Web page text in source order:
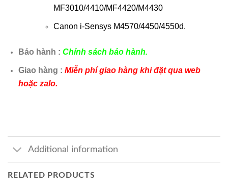
MF3010/4410/MF4420/M4430
Canon i-Sensys M4570/4450/4550d.
Bảo hành : Chính sách bảo hành.
Giao hàng : Miễn phí giao hàng khi đặt qua web
hoặc zalo.
Additional information
RELATED PRODUCTS